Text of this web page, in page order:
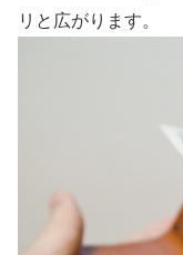
リと広がります。